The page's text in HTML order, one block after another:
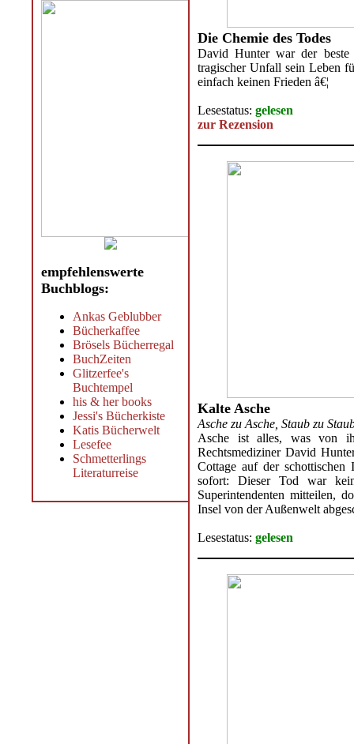
empfehlenswerte
Buchblogs:
Ankas Geblubber
Bücherkaffee
Brösels Bücherregal
BuchZeiten
Glitzerfee's
Buchtempel
his & her books
Jessi's Bücherkiste
Katis Bücherwelt
Lesefee
Schmetterlings
Literaturreise
Die Chemie des Todes
David Hunter war der beste
tragischer Unfall sein Leben
einfach keinen Frieden â€¦
Lesestatus:gelesen
zur Rezension
Kalte Asche
Asche zu Asche, Staub zu
Asche ist alles, was von
Rechtsmediziner David
Cottage auf der
sofort: Dieser Tod war
Superintendenten mitteilen,
Insel von der Außenwelt
Lesestatus:gelesen